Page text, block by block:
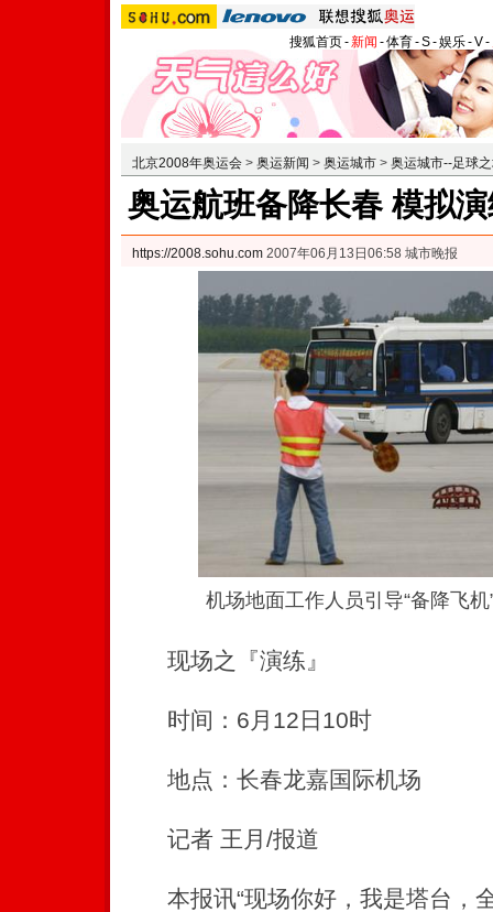
搜狐首页-新闻 -体育-S-娱乐-V-
北京2008年奥运会 > 奥运新闻 > 奥运城市 > 奥运城市--足球
奥运航班备降长春 模拟
https://2008.sohu.com 2007年06月13日06:58 城市晚报
机场地面工作人员引导“备降飞
现场之『演练』
时间：6月12日10时
地点：长春龙嘉国际机场
记者 王月/报道
本报讯“现场你好，我是塔台，